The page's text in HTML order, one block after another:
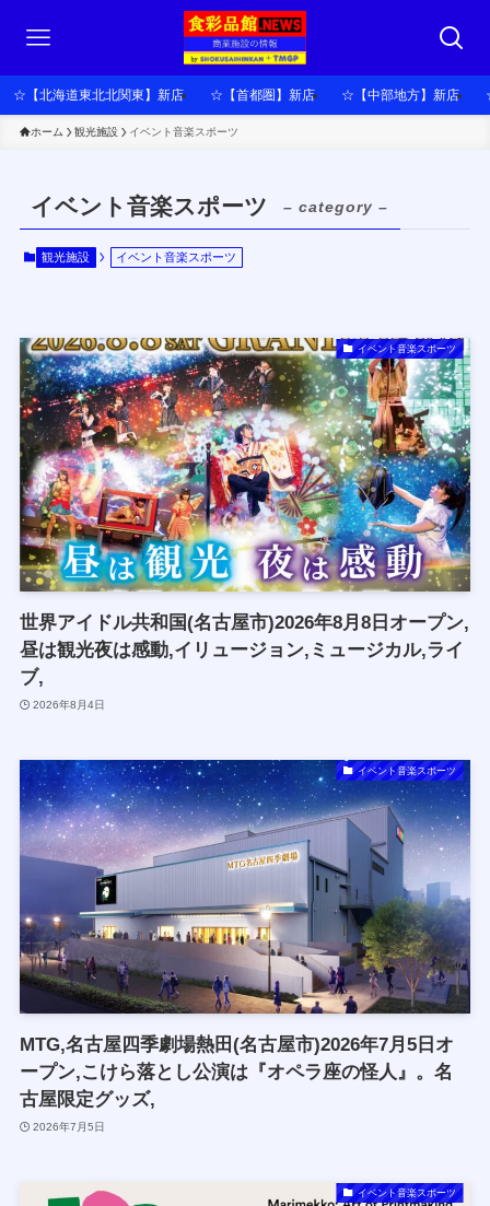
☆【北海道東北北関東】新店 ☆【首都圏】新店 ☆【中部地方】新店
ホーム 観光施設 イベント音楽スポーツ
イベント音楽スポーツ – category –
観光施設 イベント音楽スポーツ
イベント音楽スポーツ
世界アイドル共和国(名古屋市)2026年8月8日オープン,
昼は観光夜は感動,イリュージョン,ミュージカル,ライ
ブ,
2026年8月4日
イベント音楽スポーツ
MTG,名古屋四季劇場熱田(名古屋市)2026年7月5日オ
ープン,こけら落とし公演は『オペラ座の怪人』。名
古屋限定グッズ,
2026年7月5日
イベント音楽スポーツ